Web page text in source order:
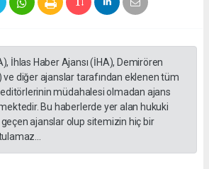
İhlas Haber Ajansı (İHA), Demirören
ve diğer ajanslar tarafından eklenen tüm
müdahalesi olmadan ajans
Bu haberlerde yer alan hukuki
ajanslar olup sitemizin hiç bir